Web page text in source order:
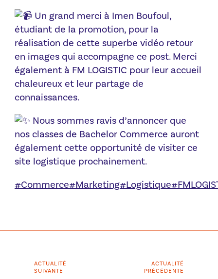
Un grand merci à Imen Boufoul,
étudiant de la promotion, pour la
réalisation de cette superbe vidéo retour
en images qui accompagne ce post. Merci
également à FM LOGISTIC pour leur accueil
chaleureux et leur partage de
connaissances.
Nous sommes ravis d’annoncer que
nos classes de Bachelor Commerce auront
également cette opportunité de visiter ce
site logistique prochainement.
#Commerce#Marketing#Logistique
ACTUALITÉ
SUIVANTE
ACTUALITÉ
PRÉCÉDENTE